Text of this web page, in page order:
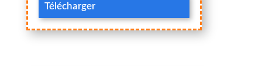
Télécharger